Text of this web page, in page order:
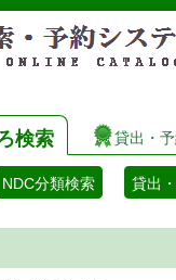
検索 貸出・
NDC分類検索 貸出